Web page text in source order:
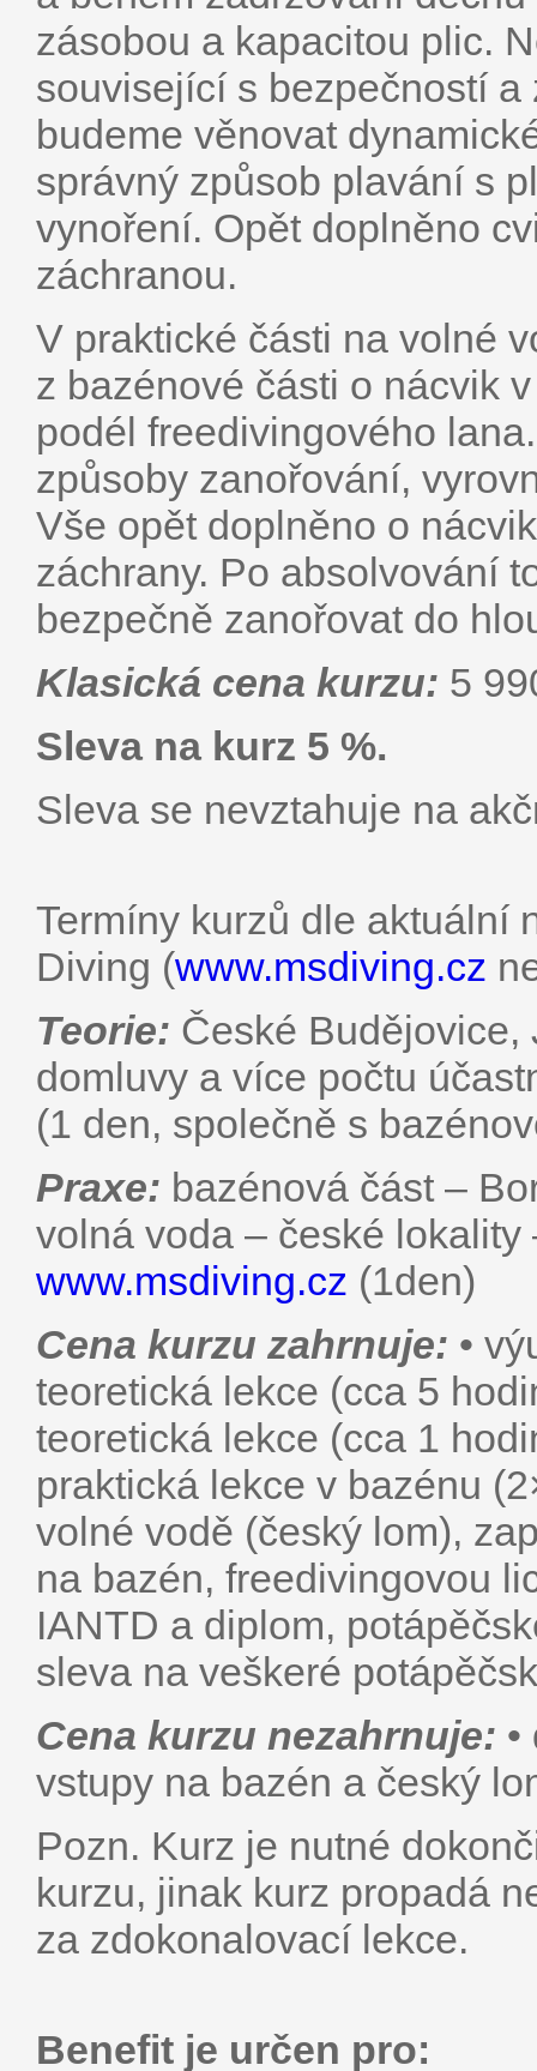
zásobou a kapacitou plic.
související s bezpečností
budeme věnovat
správný způsob plavání s
vynoření. Opět doplněno
záchranou.
V praktické části na volné
z bazénové části o nácvik
podél freedivingového
způsoby zanořování,
Vše opět doplněno o
záchrany. Po absolvování
bezpečně zanořovat do
Klasická cena kurzu: 5
Sleva na kurz 5 %.
Sleva se nevztahuje na
Termíny kurzů dle aktuální
Diving (www.msdiving.cz
Teorie: České Budějovice,
domluvy a více počtu
(1 den, společně s
Praxe: bazénová část –
volná voda – české
www.msdiving.cz (1den)
Cena kurzu zahrnuje: •
teoretická lekce (cca 5
teoretická lekce (cca 1
praktická lekce v bazénu
volné vodě (český lom),
na bazén, freedivingovou
IANTD a diplom,
sleva na veškeré
Cena kurzu nezahrnuje:
vstupy na bazén a český
Pozn. Kurz je nutné
kurzu, jinak kurz propadá
za zdokonalovací lek­ce.
Benefit je určen pro: